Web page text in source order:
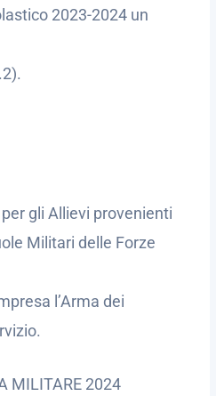
2023-2024 un
gli Allievi provenienti
Militari delle Forze
l’Arma dei
MILITARE 2024